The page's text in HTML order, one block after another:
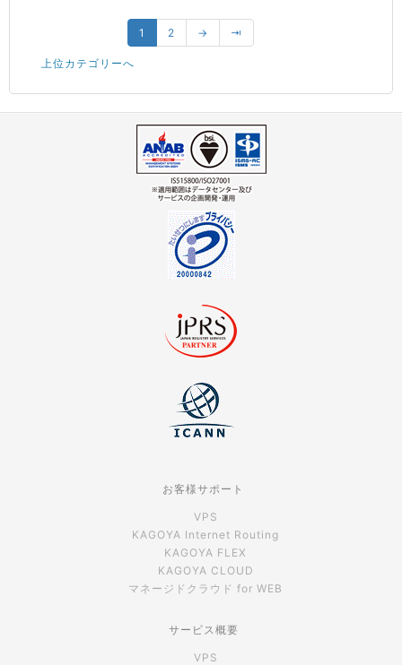
1 2 → ⇥
上位カテゴリーへ
お客様サポート
VPS
KAGOYA Internet Routing
KAGOYA FLEX
KAGOYA CLOUD
マネージドクラウド for WEB
サービス概要
VPS